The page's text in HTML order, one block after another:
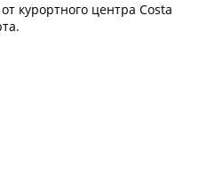
курортного центра Costa